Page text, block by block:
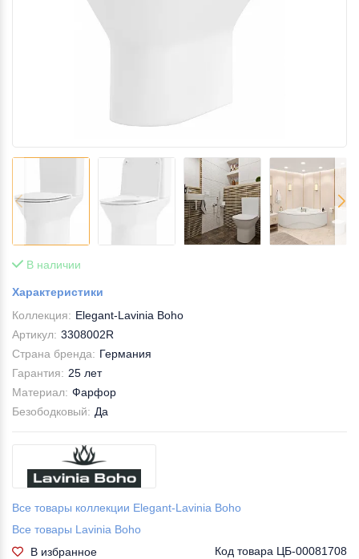
В наличии
Характеристики
Коллекция: Elegant-Lavinia Boho
Артикул: 3308002R
Страна бренда: Германия
Гарантия: 25 лет
Материал: Фарфор
Безободковый: Да
Все товары коллекции Elegant-Lavinia Boho
Все товары Lavinia Boho
В избранное
Код товара ЦБ-00081708